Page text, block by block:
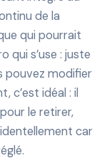
de la
qui pourrait
qui s’use : juste
pouvez modifier
c’est idéal : il
le retirer,
car